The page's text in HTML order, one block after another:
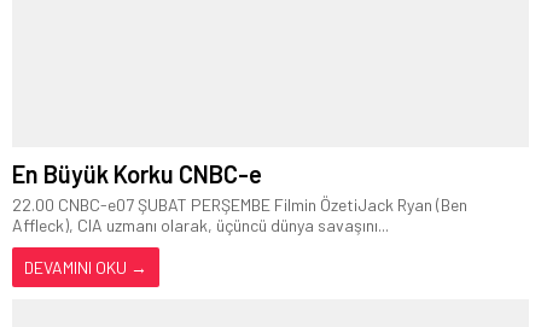
En Büyük Korku CNBC-e
22.00 CNBC-e07 ŞUBAT PERŞEMBE Filmin ÖzetiJack Ryan (Ben
Affleck), CIA uzmanı olarak, üçüncü dünya savaşını...
DEVAMINI OKU →